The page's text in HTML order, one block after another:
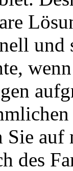
und
Sie
des